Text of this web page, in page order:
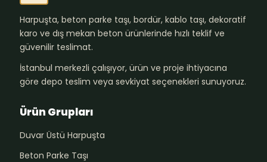
Harpuşta, beton parke taşı, bordür, kablo taşı, dekoratif
karo ve dış mekan beton ürünlerinde hızlı teklif ve
güvenilir teslimat.
İstanbul merkezli çalışıyor, ürün ve proje ihtiyacına
göre depo teslim veya sevkiyat seçenekleri sunuyoruz.
Ürün Grupları
Duvar Üstü Harpuşta
Beton Parke Taşı